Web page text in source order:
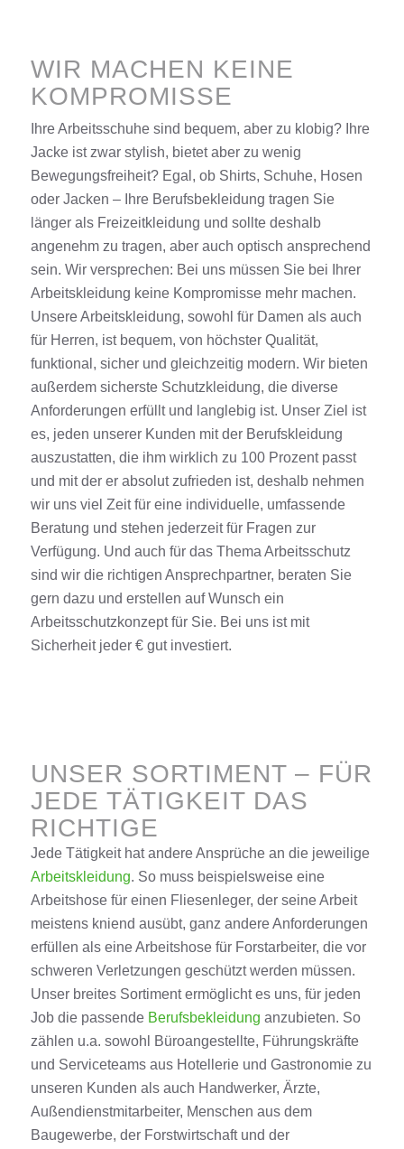
WIR MACHEN KEINE
KOMPROMISSE
Ihre Arbeitsschuhe sind bequem, aber zu klobig? Ihre
Jacke ist zwar stylish, bietet aber zu wenig
Bewegungsfreiheit? Egal, ob Shirts, Schuhe, Hosen
oder Jacken – Ihre Berufsbekleidung tragen Sie
länger als Freizeitkleidung und sollte deshalb
angenehm zu tragen, aber auch optisch ansprechend
sein. Wir versprechen: Bei uns müssen Sie bei Ihrer
Arbeitskleidung keine Kompromisse mehr machen.
Unsere Arbeitskleidung, sowohl für Damen als auch
für Herren, ist bequem, von höchster Qualität,
funktional, sicher und gleichzeitig modern. Wir bieten
außerdem sicherste Schutzkleidung, die diverse
Anforderungen erfüllt und langlebig ist. Unser Ziel ist
es, jeden unserer Kunden mit der Berufskleidung
auszustatten, die ihm wirklich zu 100 Prozent passt
und mit der er absolut zufrieden ist, deshalb nehmen
wir uns viel Zeit für eine individuelle, umfassende
Beratung und stehen jederzeit für Fragen zur
Verfügung. Und auch für das Thema Arbeitsschutz
sind wir die richtigen Ansprechpartner, beraten Sie
gern dazu und erstellen auf Wunsch ein
Arbeitsschutzkonzept für Sie. Bei uns ist mit
Sicherheit jeder € gut investiert.
UNSER SORTIMENT – FÜR
JEDE TÄTIGKEIT DAS
RICHTIGE
Jede Tätigkeit hat andere Ansprüche an die jeweilige
Arbeitskleidung. So muss beispielsweise eine
Arbeitshose für einen Fliesenleger, der seine Arbeit
meistens kniend ausübt, ganz andere Anforderungen
erfüllen als eine Arbeitshose für Forstarbeiter, die vor
schweren Verletzungen geschützt werden müssen.
Unser breites Sortiment ermöglicht es uns, für jeden
Job die passende Berufsbekleidung anzubieten. So
zählen u.a. sowohl Büroangestellte, Führungskräfte
und Serviceteams aus Hotellerie und Gastronomie zu
unseren Kunden als auch Handwerker, Ärzte,
Außendienstmitarbeiter, Menschen aus dem
Baugewerbe, der Forstwirtschaft und der